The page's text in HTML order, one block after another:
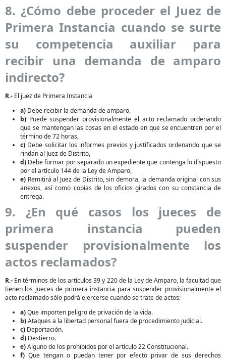
8. ¿Cómo debe proceder el Juez de
Primera Instancia cuando se surte
su competencia auxiliar para
recibir una demanda de amparo
indirecto?
R.- El juez de Primera Instancia
a) Debe recibir la demanda de amparo,
b) Puede suspender provisionalmente el acto reclamado ordenando
que se mantengan las cosas en el estado en que se encuentren por el
término de 72 horas,
c) Debe solicitar los informes previos y justificados ordenando que se
rindan al Juez de Distrito,
d) Debe formar por separado un expediente que contenga lo dispuesto
por el artículo 144 de la Ley de Amparo,
e) Remitirá al Juez de Distrito, sin demora, la demanda original con sus
anexos, así como copias de los oficios girados con su constancia de
entrega.
9. ¿En qué casos los jueces de
primera instancia pueden
suspender provisionalmente los
actos reclamados?
R.- En términos de los artículos 39 y 220 de la Ley de Amparo, la facultad que
tienen los jueces de primera instancia para suspender provisionalmente el
acto reclamado sólo podrá ejercerse cuando se trate de actos:
a)Que importen peligro de privación de la vida.
b)Ataques a la libertad personal fuera de procedimiento judicial.
c) Deportación.
d) Destierro.
e)Alguno de los prohibidos por el artículo 22 Constitucional.
f) Que tengan o puedan tener por efecto privar de sus derechos